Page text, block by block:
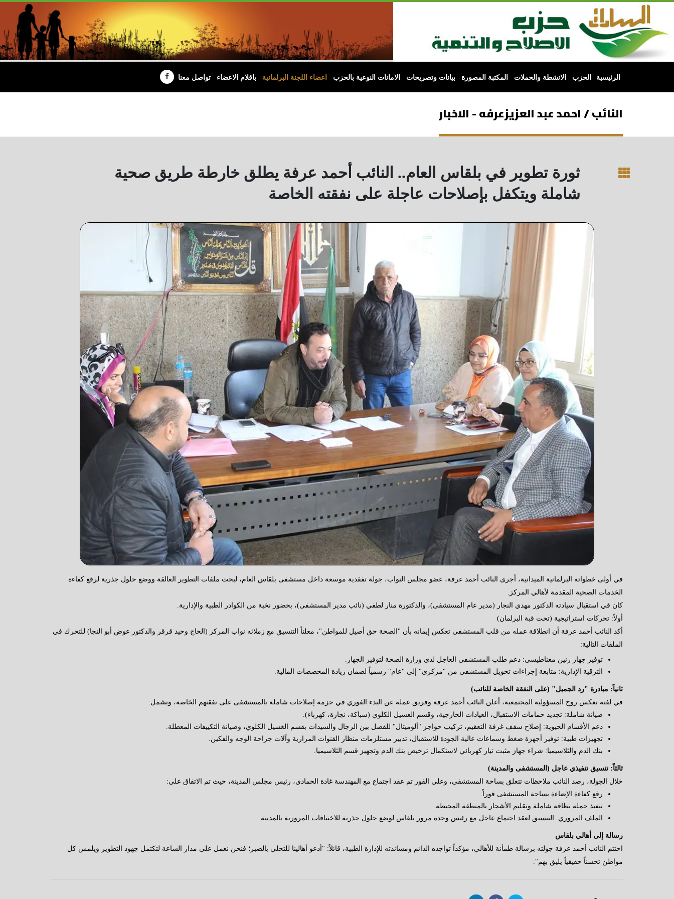
الرئيسية الحزب الانشطة والحملات المكتبة المصورة بيانات وتصريحات الامانات النوعية بالحزب اعضاء اللجنة البرلمانية باقلام الاعضاء تواصل معنا
النائب / احمد عبد العزيزعرفه - الاخبار
ثورة تطوير في بلقاس العام.. النائب أحمد عرفة يطلق خارطة طريق صحية
شاملة ويتكفل بإصلاحات عاجلة على نفقته الخاصة
في أولى خطواته البرلمانية الميدانية، أجرى النائب أحمد عرفة، عضو مجلس النواب، جولة تفقدية موسعة داخل مستشفى بلقاس العام، لبحث ملفات التطوير العالقة ووضع حلول جذرية لرفع كفاءة
الخدمات الصحية المقدمة لأهالي المركز.
كان في استقبال سيادته الدكتور مهدي النجار (مدير عام المستشفى)، والدكتورة منار لطفي (نائب مدير المستشفى)، بحضور نخبة من الكوادر الطبية والإدارية.
أولاً: تحركات استراتيجية (تحت قبة البرلمان)
أكد النائب أحمد عرفة أن انطلاقة عمله من قلب المستشفى تعكس إيمانه بأن "الصحة حق أصيل للمواطن"، معلناً التنسيق مع زملائه نواب المركز (الحاج وحيد قرقر والدكتور عوض أبو النجا) للتحرك في
الملفات التالية:
توفير جهاز رنين مغناطيسي: دعم طلب المستشفى العاجل لدى وزارة الصحة لتوفير الجهاز.
الترقية الإدارية: متابعة إجراءات تحويل المستشفى من "مركزي" إلى "عام" رسمياً لضمان زيادة المخصصات المالية.
ثانياً: مبادرة "رد الجميل" (على النفقة الخاصة للنائب)
في لفتة تعكس روح المسؤولية المجتمعية، أعلن النائب أحمد عرفة وفريق عمله عن البدء الفوري في حزمة إصلاحات شاملة بالمستشفى على نفقتهم الخاصة، وتشمل:
صيانة شاملة: تجديد حمامات الاستقبال، العيادات الخارجية، وقسم الغسيل الكلوي (سباكة، نجارة، كهرباء).
دعم الأقسام الحيوية: إصلاح سقف غرفة التعقيم، تركيب حواجز "ألوميتال" للفصل بين الرجال والسيدات بقسم الغسيل الكلوي، وصيانة التكييفات المعطلة.
تجهيزات طبية: توفير أجهزة ضغط وسماعات عالية الجودة للاستقبال، تدبير مستلزمات منظار القنوات المرارية وآلات جراحة الوجه والفكين.
بنك الدم والثلاسيميا: شراء جهاز مثبت تيار كهربائي لاستكمال ترخيص بنك الدم وتجهيز قسم الثلاسيميا.
ثالثاً: تنسيق تنفيذي عاجل (المستشفى والمدينة)
خلال الجولة، رصد النائب ملاحظات تتعلق بساحة المستشفى، وعلى الفور تم عقد اجتماع مع المهندسة غادة الحمادي، رئيس مجلس المدينة، حيث تم الاتفاق على:
رفع كفاءة الإضاءة بساحة المستشفى فوراً.
تنفيذ حملة نظافة شاملة وتقليم الأشجار بالمنطقة المحيطة.
الملف المروري: التنسيق لعقد اجتماع عاجل مع رئيس وحدة مرور بلقاس لوضع حلول جذرية للاختناقات المرورية بالمدينة.
رسالة إلى أهالي بلقاس
اختتم النائب أحمد عرفة جولته برسالة طمأنة للأهالي، مؤكداً تواجده الدائم ومساندته للإدارة الطبية، قائلاً: "أدعو أهالينا للتحلي بالصبر؛ فنحن نعمل على مدار الساعة لتكتمل جهود التطوير ويلمس كل
مواطن تحسناً حقيقياً يليق بهم".